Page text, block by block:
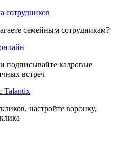
сотрудников
семейным сотрудникам?
подписывайте кадровые
встреч
Talantix
настройте воронку,